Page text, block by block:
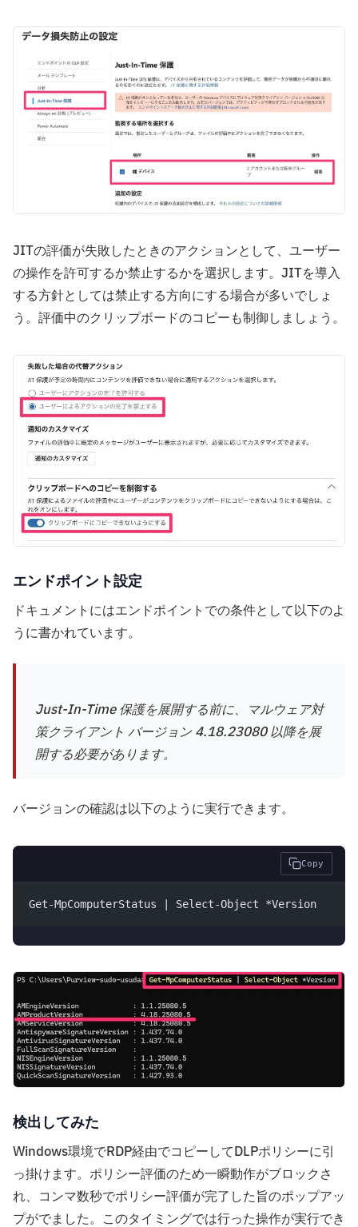
JITの評価が失敗したときのアクションとして、ユーザー
の操作を許可するか禁止するかを選択します。JITを導入
する方針としては禁止する方向にする場合が多いでしょ
う。評価中のクリップボードのコピーも制御しましょう。
エンドポイント設定
ドキュメントにはエンドポイントでの条件として以下のよ
うに書かれています。
Just-In-Time 保護を展開する前に、マルウェア対
策クライアント バージョン 4.18.23080 以降を展
開する必要があります。
バージョンの確認は以下のように実行できます。
Copy
Get-MpComputerStatus | Select-Object *Version
検出してみた
Windows環境でRDP経由でコピーしてDLPポリシーに引
っ掛けます。ポリシー評価のため一瞬動作がブロックさ
れ、コンマ数秒でポリシー評価が完了した旨のポップアッ
プがでました。このタイミングでは行った操作が実行でき